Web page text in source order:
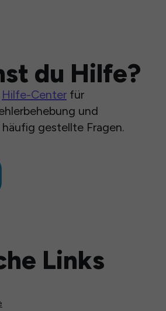
du Hilfe?
Hilfe-Center für
und
gestellte Fragen.
Links